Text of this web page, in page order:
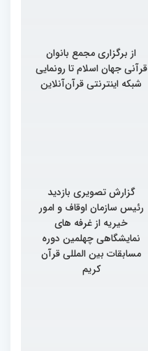
از برگزاری مجمع بانوان
قرآنی جهان اسلام تا رونمایی
شبکه اینترنتی قرآن‌آنلاین
گزارش تصویری بازدید
رئیس سازمان اوقاف و امور
خیریه از غرفه های
نمایشگاهی چهلمین دوره
مسابقات بین المللی قرآن
کریم